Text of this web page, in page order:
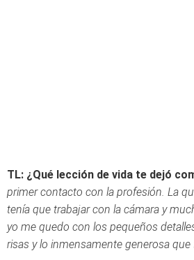
TL: ¿Qué lección de vida te dejó
primer contacto con la profesión. La
tenía que trabajar con la cámara y
yo me quedo con los pequeños
risas y lo inmensamente generosa